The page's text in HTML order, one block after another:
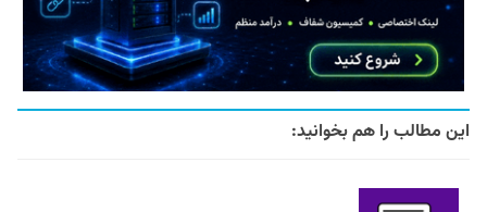
این مطالب را هم بخوانید: